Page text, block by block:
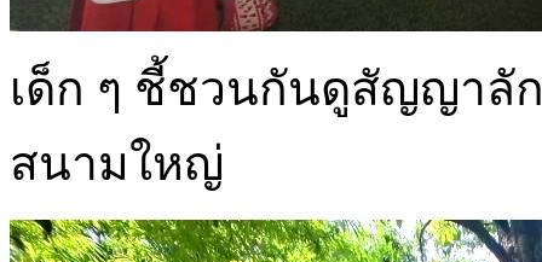
เด็ก ๆ ชี้ชวนกันดูสัญญาลั
สนามใหญ่